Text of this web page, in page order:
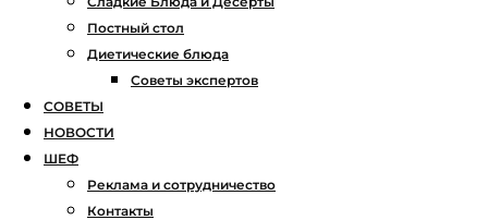
Постный стол
Диетические блюда
Советы экспертов
СОВЕТЫ
НОВОСТИ
ШЕФ
Реклама и сотрудничество
Контакты